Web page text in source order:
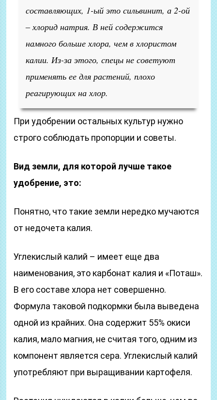
составляющих, 1-ый это сильвинит, а 2-ой
‒ хлорид натрия. В ней содержится
намного больше хлора, чем в хлористом
калии. Из-за этого, спецы не советуют
применять ее для растений, плохо
реагирующих на хлор.
При удобрении остальных культур нужно
строго соблюдать пропорции и советы.
Вид земли, для которой лучше такое
удобрение, это:
Понятно, что такие земли нередко мучаются
от недочета калия.
Углекислый калий – имеет еще два
наименования, это карбонат калия и «Поташ».
В его составе хлора нет совершенно.
Формула таковой подкормки была выведена
одной из крайних. Она содержит 55% окиси
калия, мало магния, не считая того, одним из
компонент является сера. Углекислый калий
употребляют при выращивании картофеля.